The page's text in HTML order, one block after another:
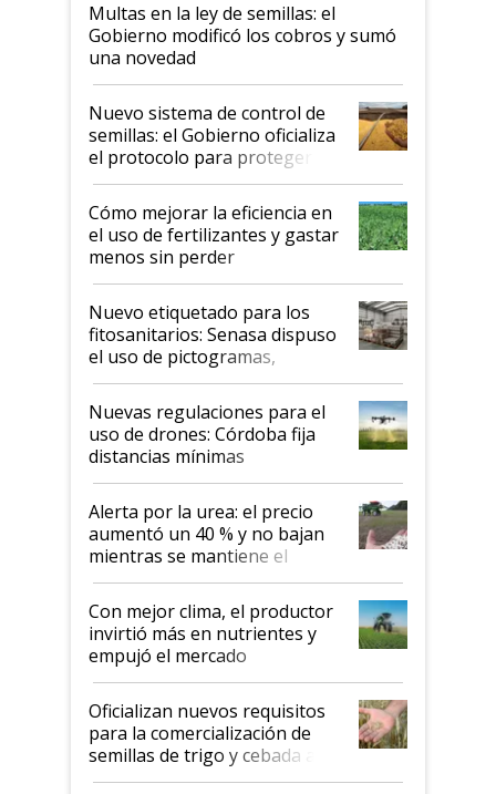
Multas en la ley de semillas: el
Gobierno modificó los cobros y sumó
una novedad
Nuevo sistema de control de
semillas: el Gobierno oficializa
el protocolo para proteger la
propiedad intelectual
Cómo mejorar la eficiencia en
el uso de fertilizantes y gastar
menos sin perder
productividad en la campaña
fina
Nuevo etiquetado para los
fitosanitarios: Senasa dispuso
el uso de pictogramas,
palabras de advertencia e
indicaciones
Nuevas regulaciones para el
uso de drones: Córdoba fija
distancias mínimas
Alerta por la urea: el precio
aumentó un 40 % y no bajan
mientras se mantiene el
conflicto en Medio Oriente
Con mejor clima, el productor
invirtió más en nutrientes y
empujó el mercado
Oficializan nuevos requisitos
para la comercialización de
semillas de trigo y cebada a
granel